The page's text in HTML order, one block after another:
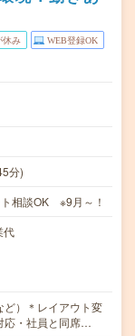
休み WEB登録OK
分)
相談OK ※9月～！
代
ど）＊レイアウト変
応・社員と同席…